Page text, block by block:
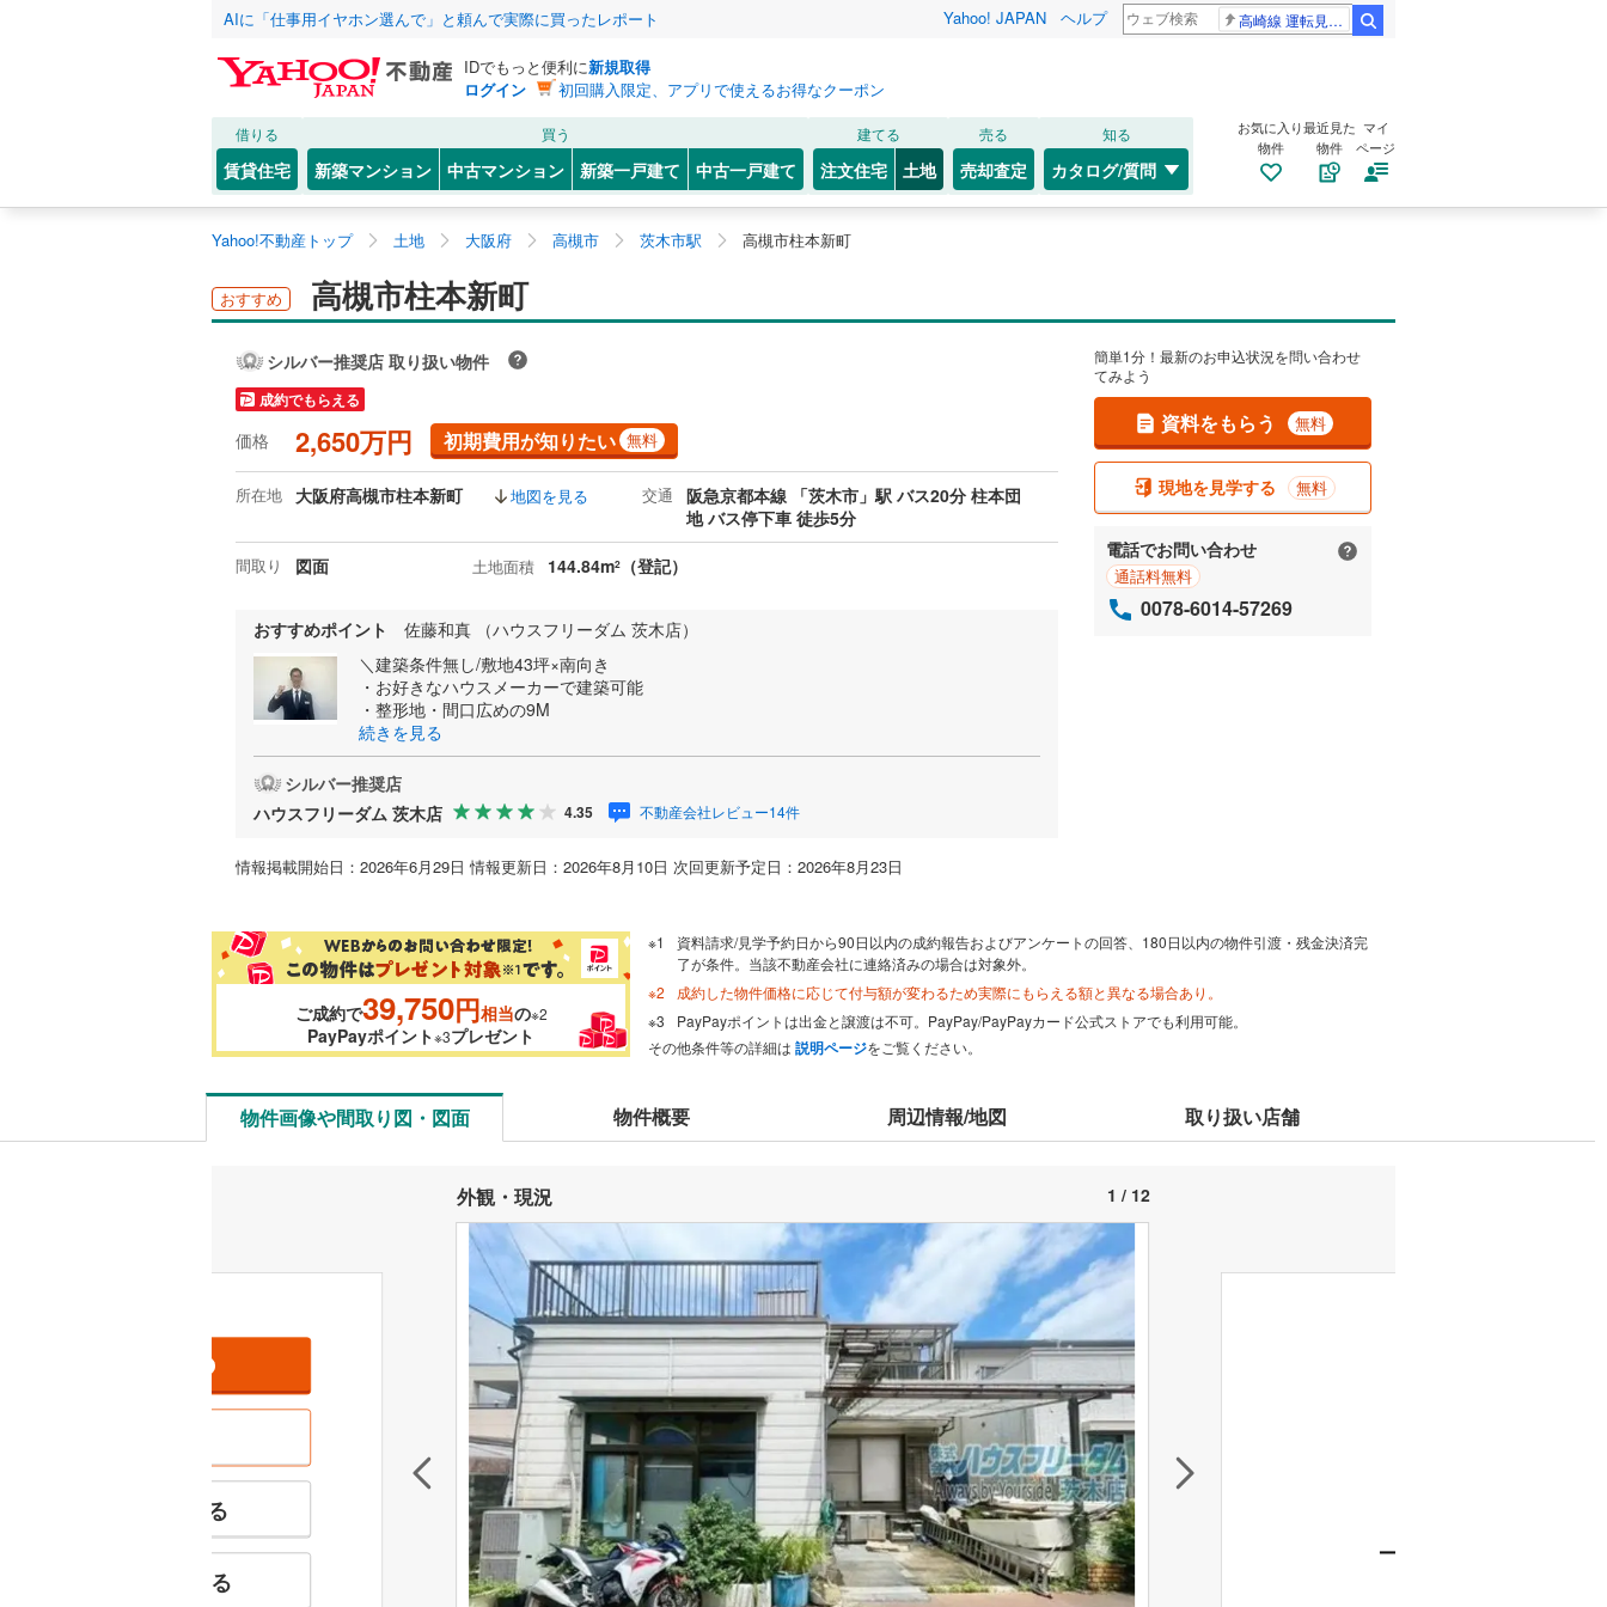
AIに「仕事用イヤホン選んで」と頼んで実際に買ったレポート Yahoo! JAPAN ヘルプ 高崎線 運転見合わせ
IDでもっと便利に新規取得
ログイン
初回購入限定、アプリで使えるお得なクーポン
借りる
賃貸住宅
買う
新築マンション 中古マンション 新築一戸建て 中古一戸建て
建てる
注文住宅 土地
売る
売却査定
知る
カタログ/質問
お気に入り
物件
最近見た
物件
マイ
ページ
Yahoo!不動産トップ 土地 大阪府 高槻市 茨木市駅 高槻市柱本新町
おすすめ 高槻市柱本新町
シルバー推奨店 取り扱い物件
成約でもらえる
価格 2,650万円 初期費用が知りたい 無料
所在地 大阪府高槻市柱本新町 地図を見る 交通
阪急京都本線 「茨木市」駅 バス20分 柱本団
地 バス停下車 徒歩5分
間取り 図面 土地面積 144.84m2 （登記）
おすすめポイント
佐藤和真 （ハウスフリーダム 茨木店）
＼建築条件無し/敷地43坪×南向き
・お好きなハウスメーカーで建築可能
・整形地・間口広めの9M
続きを見る
シルバー推奨店
ハウスフリーダム 茨木店
4.35 不動産会社レビュー14件
情報掲載開始日：2026年6月29日 情報更新日：2026年8月10日 次回更新予定日：2026年8月23日
簡単1分！最新のお申込状況を問い合わせ
てみよう
資料をもらう 無料
現地を見学する 無料
電話でお問い合わせ
通話料無料
0078-6014-57269
ご成約で39,750円相当の※2
PayPayポイント※3プレゼント
資料請求/見学予約日から90日以内の成約報告およびアンケートの回答、180日以内の物件引渡・残金決済完
了が条件。当該不動産会社に連絡済みの場合は対象外。
成約した物件価格に応じて付与額が変わるため実際にもらえる額と異なる場合あり。
PayPayポイントは出金と譲渡は不可。PayPay/PayPayカード公式ストアでも利用可能。
その他条件等の詳細は 説明ページをご覧ください。
物件画像や間取り図・図面 物件概要 周辺情報/地図 取り扱い店舗
外観・現況 1 / 12
特徴の似た物件を見る
お気に入りに追加する